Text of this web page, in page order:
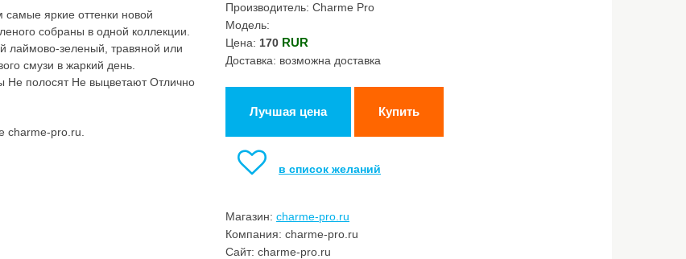
яркие оттенки новой
собраны в одной коллекции.
лаймово-зеленый, травяной или
смузи в жаркий день.
Не полосят Не выцветают Отлично
charme-pro.ru.
Производитель: Charme Pro
Модель:
Цена: 170 RUR
Доставка: возможна доставка
Лучшая цена Купить
в список желаний
Магазин: charme-pro.ru
Компания: charme-pro.ru
Сайт: charme-pro.ru